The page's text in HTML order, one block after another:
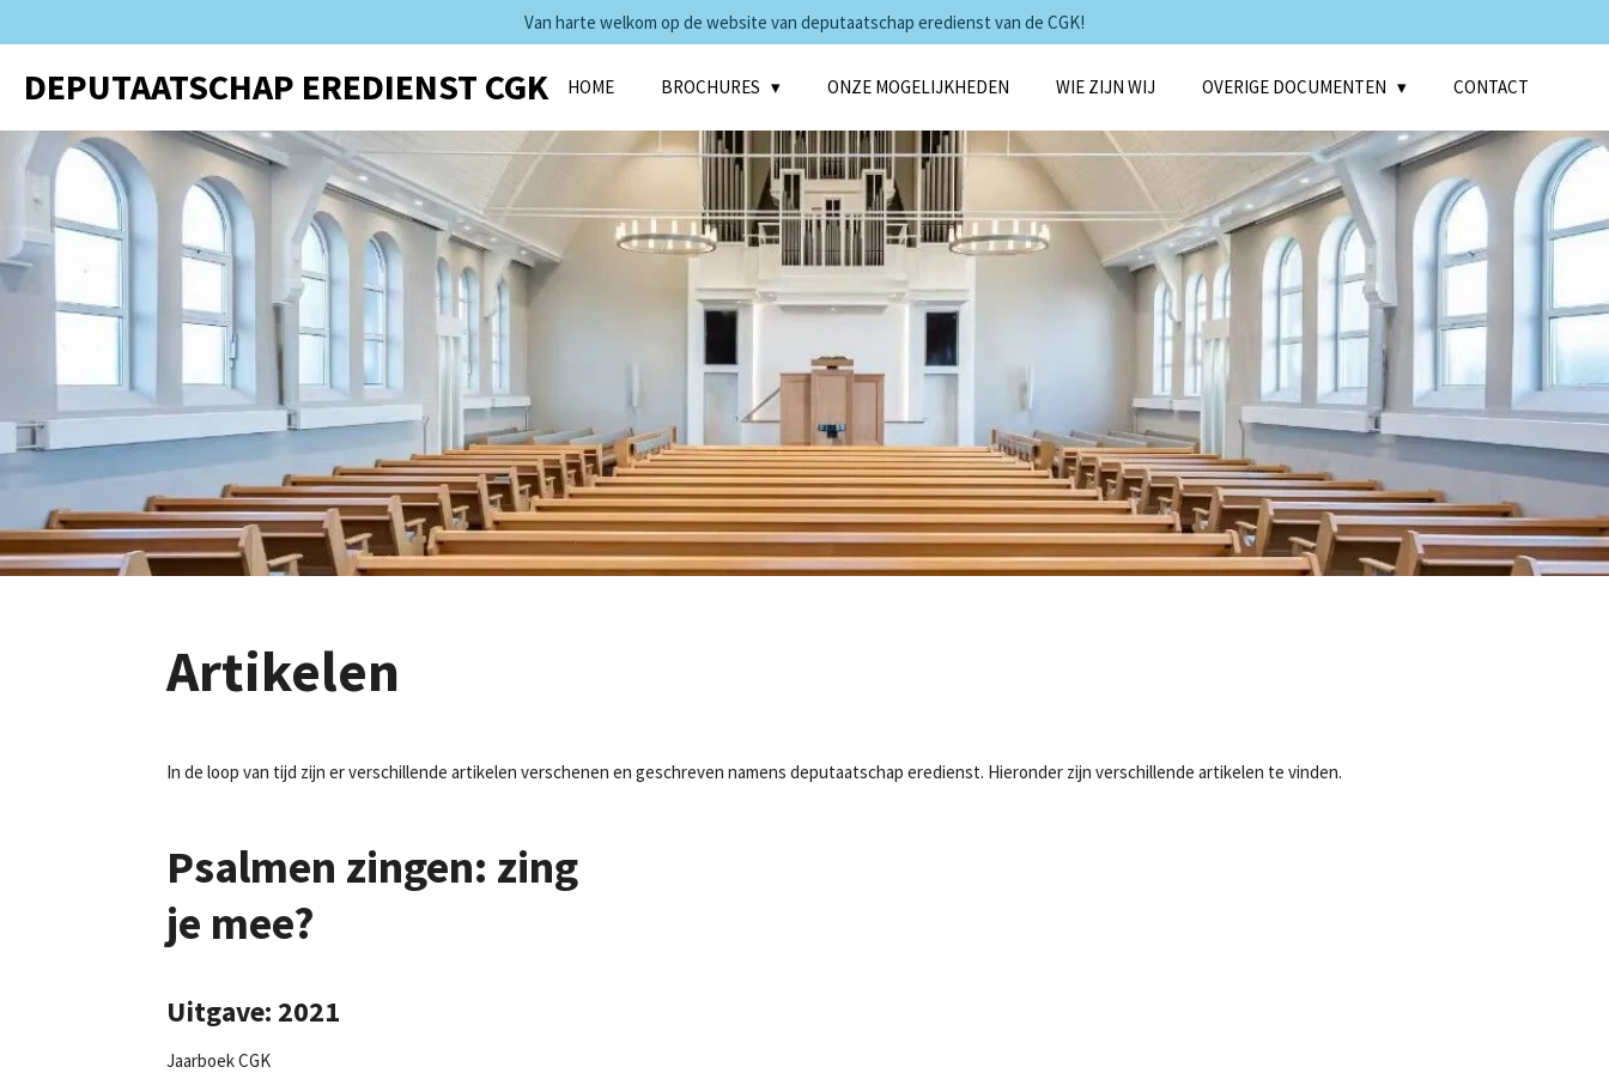
direct
naar
de
hoofdinhoud
Van harte welkom op de website van deputaatschap eredienst van de CGK!
DEPUTAATSCHAP EREDIENST CGK HOME BROCHURES ONZE MOGELIJKHEDEN WIE ZIJN WIJ OVERIGE DOCUMENTEN CONTACT
Artikelen
In de loop van tijd zijn er verschillende artikelen verschenen en geschreven namens deputaatschap eredienst. Hieronder zijn verschillende artikelen te vinden.
Psalmen zingen: zing
je mee?
Uitgave: 2021
Jaarboek CGK